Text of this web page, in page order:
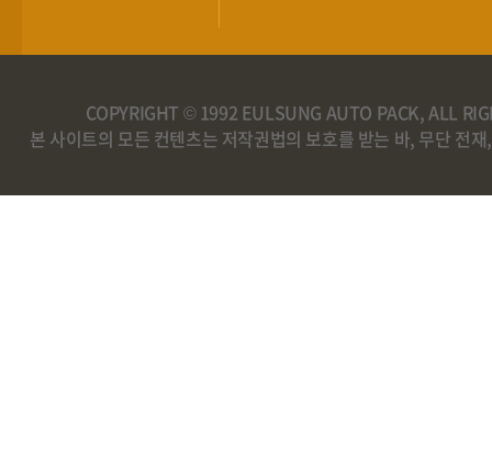
COPYRIGHT © 1992 EULSUNG AUTO PACK, ALL
본 사이트의 모든 컨텐츠는 저작권법의 보호를 받는 바, 무단 전